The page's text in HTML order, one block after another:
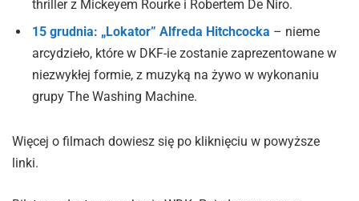
thriller z Mickeyem Rourke i Robertem De Niro.
15 grudnia: „Lokator” Alfreda Hitchcocka – nieme
arcydzieło, które w DKF-ie zostanie zaprezentowane w
niezwykłej formie, z muzyką na żywo w wykonaniu
grupy The Washing Machine.
Więcej o filmach dowiesz się po kliknięciu w powyższe
linki.